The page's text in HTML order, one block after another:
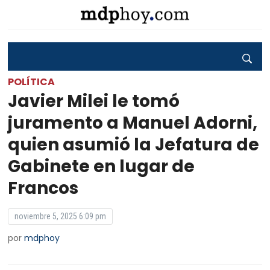
POLÍTICA
Javier Milei le tomó
juramento a Manuel Adorni,
quien asumió la Jefatura de
Gabinete en lugar de
Francos
noviembre 5, 2025 6:09 pm
pormdphoy